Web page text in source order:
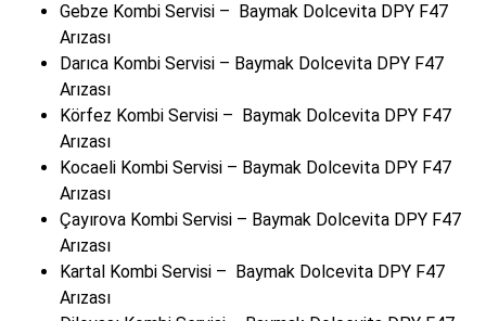
Gebze Kombi Servisi – Baymak Dolcevita DPY F47
Arızası
Darıca Kombi Servisi – Baymak Dolcevita DPY F47
Arızası
Körfez Kombi Servisi – Baymak Dolcevita DPY F47
Arızası
Kocaeli Kombi Servisi – Baymak Dolcevita DPY F47
Arızası
Çayırova Kombi Servisi – Baymak Dolcevita DPY F47
Arızası
Kartal Kombi Servisi – Baymak Dolcevita DPY F47
Arızası